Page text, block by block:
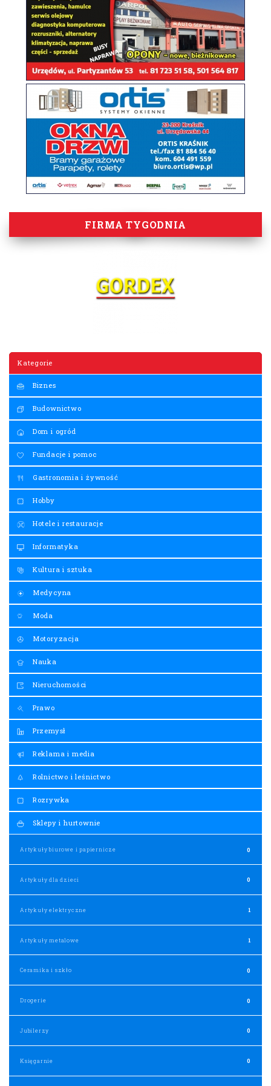
FIRMA TYGODNIA
Kategorie
Biznes
Budownictwo
Dom i ogród
Fundacje i pomoc
Gastronomia i żywność
Hobby
Hotele i restauracje
Informatyka
Kultura i sztuka
Medycyna
Moda
Motoryzacja
Nauka
Nieruchomości
Prawo
Przemysł
Reklama i media
Rolnictwo i leśnictwo
Rozrywka
Sklepy i hurtownie
Artykuły biurowe i papiernicze 0
Artykuły dla dzieci 0
Artykuły elektryczne 1
Artykuły metalowe 1
Ceramika i szkło 0
Drogerie 0
Jubilerzy 0
Księgarnie 0